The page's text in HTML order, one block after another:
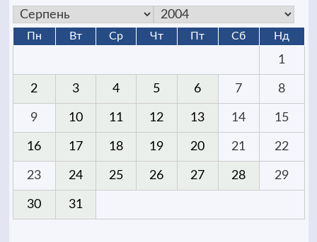
Пн Вт Ср Чт Пт Сб Нд
1
2 3 4 5 6 7 8
9 10 11 12 13 14 15
16 17 18 19 20 21 22
23 24 25 26 27 28 29
30 31